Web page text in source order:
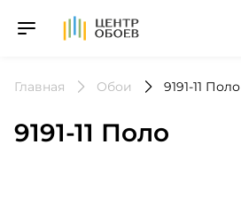
На Главную
Главная Обои 9191-11 Поло
9191-11 Поло